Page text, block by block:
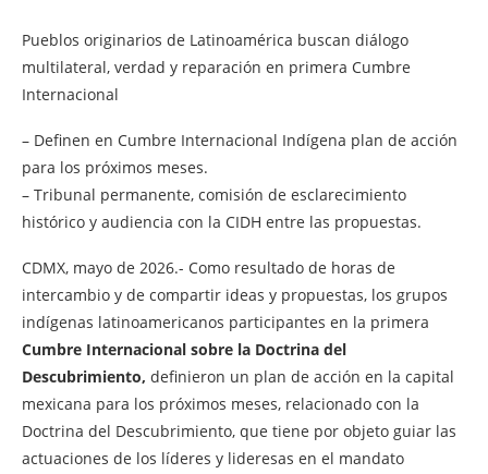
Pueblos originarios de Latinoamérica buscan diálogo
multilateral, verdad y reparación en primera Cumbre
Internacional
– Definen en Cumbre Internacional Indígena plan de acción
para los próximos meses.
– Tribunal permanente, comisión de esclarecimiento
histórico y audiencia con la CIDH entre las propuestas.
CDMX, mayo de 2026.- Como resultado de horas de
intercambio y de compartir ideas y propuestas, los grupos
indígenas latinoamericanos participantes en la primera
Cumbre Internacional sobre la Doctrina del
Descubrimiento, definieron un plan de acción en la capital
mexicana para los próximos meses, relacionado con la
Doctrina del Descubrimiento, que tiene por objeto guiar las
actuaciones de los líderes y lideresas en el mandato